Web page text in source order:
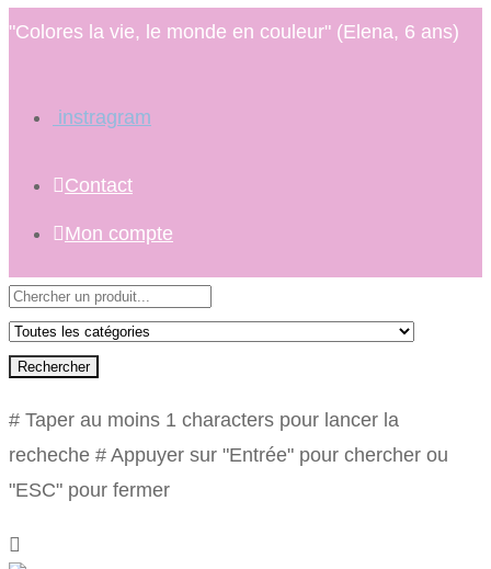
"Colores la vie, le monde en couleur" (Elena, 6 ans)
instragram
Contact
Mon compte
Rechercher
# Taper au moins 1 characters pour lancer la
recheche # Appuyer sur "Entrée" pour chercher ou
"ESC" pour fermer